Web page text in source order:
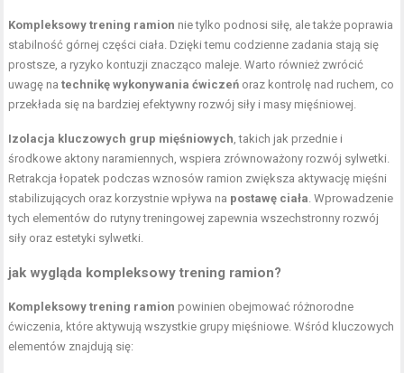
Kompleksowy trening ramion nie tylko podnosi siłę, ale także poprawia
stabilność górnej części ciała. Dzięki temu codzienne zadania stają się
prostsze, a ryzyko kontuzji znacząco maleje. Warto również zwrócić
uwagę natechnikę wykonywania ćwiczeń oraz kontrolę nad ruchem, co
przekłada się na bardziej efektywny rozwój siły i masy mięśniowej.
Izolacja kluczowych grup mięśniowych, takich jak przednie i
środkowe aktony naramiennych, wspiera zrównoważony rozwój sylwetki.
Retrakcja łopatek podczas wznosów ramion zwiększa aktywację mięśni
stabilizujących oraz korzystnie wpływa na postawę ciała. Wprowadzenie
tych elementów do rutyny treningowej zapewnia wszechstronny rozwój
siły oraz estetyki sylwetki.
jak wygląda kompleksowy trening ramion?
Kompleksowy trening ramion powinien obejmować różnorodne
ćwiczenia, które aktywują wszystkie grupy mięśniowe. Wśród kluczowych
elementów znajdują się: